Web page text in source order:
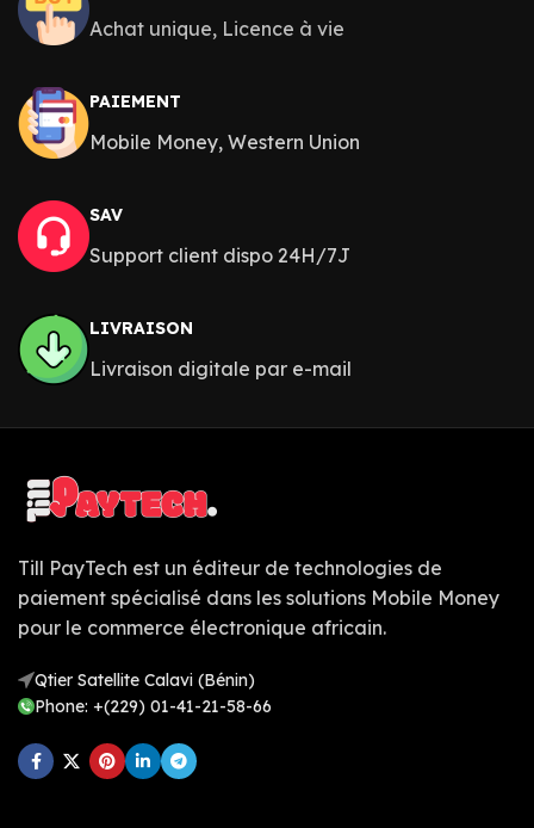
Achat unique, Licence à vie
PAIEMENT
Mobile Money, Western Union
SAV
Support client dispo 24H/7J
LIVRAISON
Livraison digitale par e-mail
Till PayTech est un éditeur de technologies de
paiement spécialisé dans les solutions Mobile Money
pour le commerce électronique africain.
Qtier Satellite Calavi (Bénin)
Phone: +(229) 01-41-21-58-66